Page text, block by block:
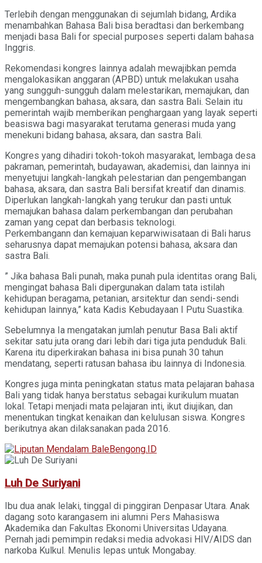
Terlebih dengan menggunakan di sejumlah bidang, Ardika
menambahkan Bahasa Bali bisa beradtasi dan berkembang
menjadi basa Bali for special purposes seperti dalam bahasa
Inggris.
Rekomendasi kongres lainnya adalah mewajibkan pemda
mengalokasikan anggaran (APBD) untuk melakukan usaha
yang sungguh-sungguh dalam melestarikan, memajukan, dan
mengembangkan bahasa, aksara, dan sastra Bali. Selain itu
pemerintah wajib memberikan penghargaan yang layak seperti
beasiswa bagi masyarakat terutama generasi muda yang
menekuni bidang bahasa, aksara, dan sastra Bali.
Kongres yang dihadiri tokoh-tokoh masyarakat, lembaga desa
pakraman, pemerintah, budayawan, akademisi, dan lainnya ini
menyetujui langkah-langkah pelestarian dan pengembangan
bahasa, aksara, dan sastra Bali bersifat kreatif dan dinamis.
Diperlukan langkah-langkah yang terukur dan pasti untuk
memajukan bahasa dalam perkembangan dan perubahan
zaman yang cepat dan berbasis teknologi.
Perkembangann dan kemajuan keparwiwisataan di Bali harus
seharusnya dapat memajukan potensi bahasa, aksara dan
sastra Bali.
” Jika bahasa Bali punah, maka punah pula identitas orang Bali,
mengingat bahasa Bali dipergunakan dalam tata istilah
kehidupan beragama, petanian, arsitektur dan sendi-sendi
kehidupan lainnya,” kata Kadis Kebudayaan I Putu Suastika.
Sebelumnya Ia mengatakan jumlah penutur Basa Bali aktif
sekitar satu juta orang dari lebih dari tiga juta penduduk Bali.
Karena itu diperkirakan bahasa ini bisa punah 30 tahun
mendatang, seperti ratusan bahasa ibu lainnya di Indonesia.
Kongres juga minta peningkatan status mata pelajaran bahasa
Bali yang tidak hanya berstatus sebagai kurikulum muatan
lokal. Tetapi menjadi mata pelajaran inti, ikut diujikan, dan
menentukan tingkat kenaikan dan kelulusan siswa. Kongres
berikutnya akan dilaksanakan pada 2016.
Luh De Suriyani
Ibu dua anak lelaki, tinggal di pinggiran Denpasar Utara. Anak
dagang soto karangasem ini alumni Pers Mahasiswa
Akademika dan Fakultas Ekonomi Universitas Udayana.
Pernah jadi pemimpin redaksi media advokasi HIV/AIDS dan
narkoba Kulkul. Menulis lepas untuk Mongabay.